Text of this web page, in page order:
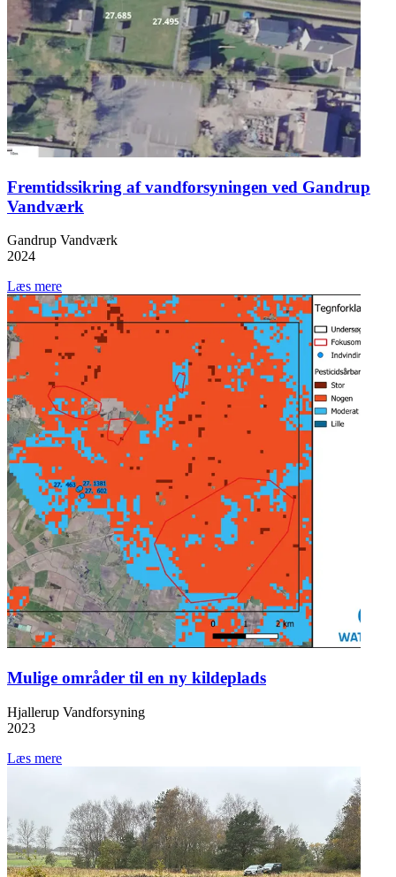
Fremtidssikring af vandforsyningen ved Gandrup
Vandværk
Gandrup Vandværk
2024
Læs mere
Mulige områder til en ny kildeplads
Hjallerup Vandforsyning
2023
Læs mere